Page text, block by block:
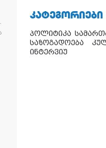
ᲙᲐᲢᲔᲒᲝᲠᲘᲔᲑᲘ
პოლიტიკა
საზოგადოება
ინტერვიუ